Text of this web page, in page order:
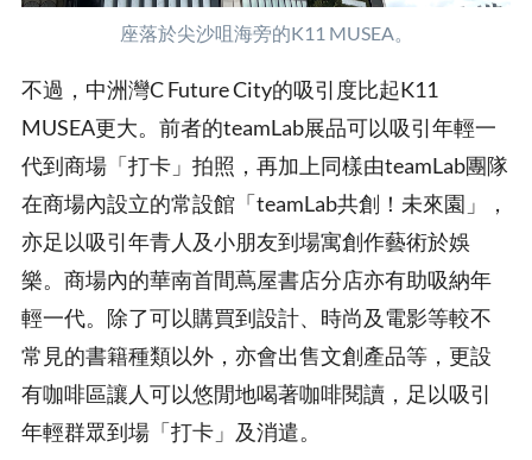
座落於尖沙咀海旁的K11 MUSEA。
不過，中洲灣C Future City的吸引度比起K11
MUSEA更大。前者的teamLab展品可以吸引年輕一
代到商場「打卡」拍照，再加上同樣由teamLab團隊
在商場內設立的常設館「teamLab共創！未來園」，
亦足以吸引年青人及小朋友到場寓創作藝術於娛
樂。商場內的華南首間蔦屋書店分店亦有助吸納年
輕一代。除了可以購買到設計、時尚及電影等較不
常見的書籍種類以外，亦會出售文創產品等，更設
有咖啡區讓人可以悠閒地喝著咖啡閱讀，足以吸引
年輕群眾到場「打卡」及消遣。